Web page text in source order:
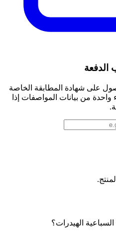
على شهادة المطابقة الخاصة
واحدة من بيانات المواصفات إذا
الهيدرات؟